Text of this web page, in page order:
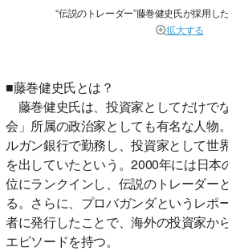
“伝説のトレーダー”藤巻健史氏が採用し
拡大する
■藤巻健史氏とは？
藤巻健史氏は、投資家としてだけで
会」所属の政治家としても有名な人物
ルガン銀行で勤務し、投資家として世
を出していたという。2000年には日本
位にランクインし、伝説のトレーダー
る。さらに、プロバガンダというレポ
者に発行したことで、海外の投資家か
エピソードを持つ。